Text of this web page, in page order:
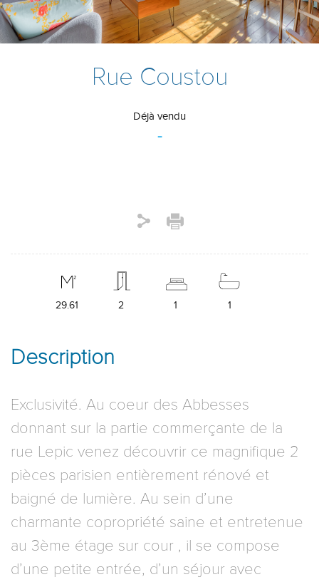
Rue Coustou
Déjà vendu
-
29.61 2 1 1
Description
Exclusivité. Au coeur des Abbesses
donnant sur la partie commerçante de la
rue Lepic venez découvrir ce magnifique 2
pièces parisien entièrement rénové et
baigné de lumière. Au sein d’une
charmante copropriété saine et entretenue
au 3ème étage sur cour , il se compose
d’une petite entrée, d’un séjour avec